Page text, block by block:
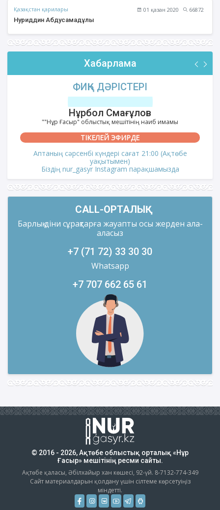
Қазақстан қарилары 01 қазан 2020
66872
Нуриддин Абдусамадұлы
Хабарлама
ФИҚҺ ДӘРІСТЕРІ
Нұрбол Смағұлов
""Нұр Ғасыр" облыстық мешітінің наиб имамы
ТІКЕЛЕЙ ЭФИРДЕ
Аптаның сәрсенбі күндері сағат 21:00 (Ақтөбе
уақытымен)
Біздің nur_gasyr Instagram парақшамызда
CALL-ОРТАЛЫҚ
Барлық діни сұрақтарға жауапты осы жерден ала-
аласыз
+7 (71 72) 33 30 30
Whatsapp
+7 707 662 65 61
© 2016 - 2026, Ақтөбе облыстық орталық «Нұр
Ғасыр» мешітінің ресми сайты.
Ақтөбе қаласы, Әбілхайыр хан көшесі, 92-үй. 8-7132-774-349
Сайт материалдарын қолдану үшін сілтеме көрсетуіңіз
міндетті.